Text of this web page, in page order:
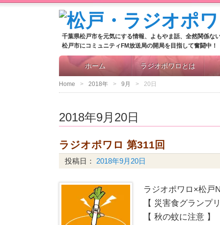
千葉県松戸市を元気にする情報、よもやま話、全然関係な
松戸市にコミュニティFM放送局の開局を目指して奮闘中！
ホーム ラジオポワロとは
Home 2018年 9月 20日
2018年9月20日
ラジオポワロ 第311回
投稿日： 2018年9月20日
ラジオポワロ×松
【 災害食グランプ
【 秋の蚊に注意